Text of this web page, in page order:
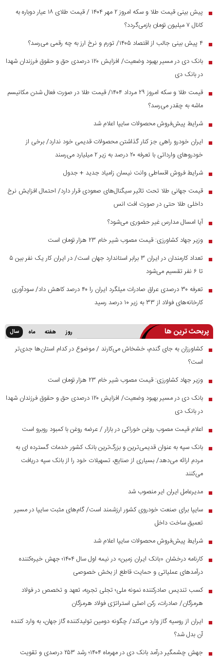
■
پیش بینی قیمت طلا و سکه امروز ۲ مهر ۱۴۰۴ / قیمت طلای ۱۸ عیار دوباره به
کانال ۷ میلیون تومان بازمی‌گردد؟
■ ۴ پیش بینی جالب از اقتصاد ۱۴۰۵/ تورم و نرخ ارز به چه رقمی می‌رسد؟
■
بانک دی در مسیر بهبود وضعیت/ افزایش ۱۲۰ درصدی حق و حقوق فرزندان شهدا
در بانک دی
■
قیمت طلا و سکه امروز ۲۹ مرداد ۱۴۰۴/ قیمت طلا در صورت فعال شدن مکانیسم
ماشه به چقدر می‌رسد؟
■ شرایط پیش‌فروش محصولات سایپا اعلام شد
■
ایران خودرو راهی جز کنار گذاشتن محصولات قدیمی خود ندارد/ برخی از
خودرو‌های وارداتی با تعرفه ۲۰ درصد به زیر ۲ میلیارد می‌رسند
■ شرایط فروش اقساطی وانت نیسان زامیاد جدید + جدول
■ قیمت جهانی طلا تحت تاثیر سیگنال‌های صعودی قرار دارد/ احتمال افزایش نرخ
داخلی طلا حتی در صورت افت انس
■ آیا امسال مدارس غیر حضوری می‌شود؟
■ وزیر جهاد کشاورزی: قیمت مصوب شیر خام ۲۳ هزار تومان است
■
تعداد کارمندان در ایران ۳ برابر استاندارد جهان است/ در ایران کار یک نفر بین ۵
تا ۶ نفر تقسیم می‌شود
■
تعرفه ۳۰ درصدی عراق صادرات میلگرد ایران را ۴۰ درصد کاهش داد/ سودآوری
کارخانه‌های فولاد از ۳۳ به زیر ۱۰ درصد رسید
پربحث ترین ها روز هفته ماه سال
■ کشاورزان به جای گندم، خشخاش می‌کارند / موضوع در کدام استان‌ها جدی‌تر
است؟
■ وزیر جهاد کشاورزی: قیمت مصوب شیر خام ۲۳ هزار تومان است
■
بانک دی در مسیر بهبود وضعیت/ افزایش ۱۲۰ درصدی حق و حقوق فرزندان شهدا
در بانک دی
■ اعلام قیمت مصوب روغن خوراکی در بازار / عرضه روغن با کمبود روبرو است
■ بانک سپه به عنوان قدیمی‌ترین و بزرگ‌ترین بانک کشور خدمات گسترده ای به
مردم ارائه می‌دهد/ بسیاری از صنایع، تسهیلات خود را از بانک سپه دریافت
می‌کنند
■ مدیرعامل ایران ایر منصوب شد
■ سایپا برای صنعت خودروی کشور ارزشمند است/ گام‌های مثبت سایپا در مسیر
تعمیق ساخت داخل
■ شرایط پیش‌فروش محصولات سایپا اعلام شد
■
کارنامه درخشان «بانک ایران زمین» در نیمه اول سال ۱۴۰۴؛ جهش خیره‌کننده
درآمد‌های عملیاتی و حمایت قاطع از بخش خصوصی
■ کسب تندیس صادرکننده نمونه ملی؛ تجلی تجربه، تعهد و تخصص در فولاد
هرمزگان/ صادرات، رکن اصلی استراتژی فولاد هرمزگان
■
ایران از روسیه گاز وارد می‌کند/ چگونه دومین تولیدکننده گاز جهان، به وارد کننده
آن بدل شد؟
■ جهش چشمگیر درآمد بانک دی در مهرماه ۱۴۰۴؛ رشد ۲۵۳ درصدی و تقویت